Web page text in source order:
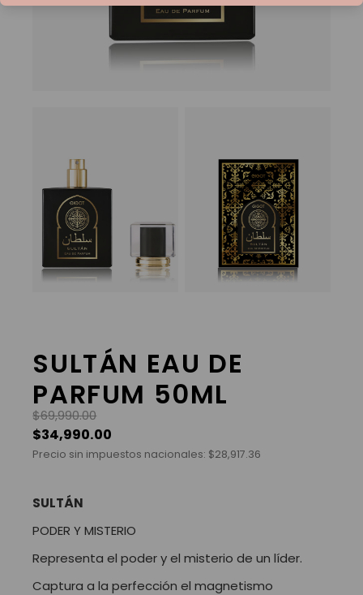
SULTÁN EAU DE
PARFUM 50ML
$69,990.00
$34,990.00
Precio sin impuestos nacionales: $28,917.36
SULTÁN
PODER Y MISTERIO
Representa el poder y el misterio de un líder.
Captura a la perfección el magnetismo